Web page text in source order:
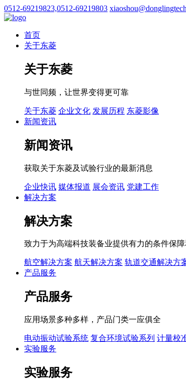
0512-69219823,0512-69219803
首页
关于东菱
关于东菱
与世同频，让世界变得更可靠
关于东菱 企业文化 发展历程 东菱影像
新闻资讯
新闻资讯
获取关于东菱及试验行业的最新消息
企业快讯 媒体报道 展会资讯 党建工作
解决方案
解决方案
致力于为高端科技装备业提供有力的条件保
航空解决方案 航天解决方案 轨道交通解决方
产品服务
产品服务
应用场景多种多样，产品门类一应俱全
电动振动试验系统 复合环境试验系列 计量校
实验服务
实验服务